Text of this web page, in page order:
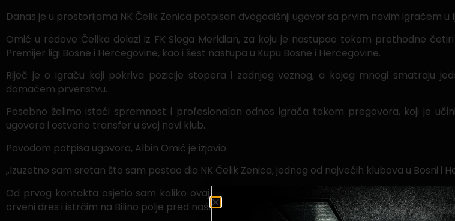
Danas je u prostorijama NK Čelik Zenica potpisan dvogodišnji ugovor sa prvim novim igračem
Omić u redove Čelika dolazi iz FK Sloga Meridian, za koju je nastupao tokom prethodne
Premijer ligi Bosne i Hercegovine, kao i šest nastupa u Kupu Bosne i Hercegovine.
Riječ je o igraču koji pokriva pozicije stopera i zadnjeg veznog, a kojeg mnogi smatraju
domaćem prvenstvu.
Posebno želimo istaći spremnost i profesionalan odnos igrača tokom pregovora, koji je
ugovora i ostvario transfer u svoj novi klub.
Povodom potpisa ugovora, Albin Omić je izjavio:
„Izuzetno sam sretan što sam postao dio NK Čelik Zenica, jednog od najvećih klubova u Bosni i
Od prvog kontakta osjetio sam koliko ovaj klub znači svojim navijačima i gradu, zbog čega
crveni dres i istrčim na Bilino polje pred naše navijače.